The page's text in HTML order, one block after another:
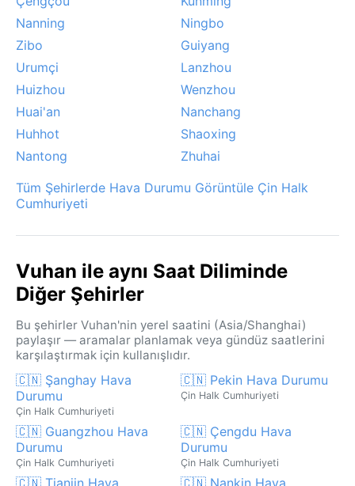
Nanning
Ningbo
Zibo
Guiyang
Urumçi
Lanzhou
Huizhou
Wenzhou
Huai'an
Nanchang
Huhhot
Shaoxing
Nantong
Zhuhai
Tüm Şehirlerde Hava Durumu Görüntüle Çin Halk
Cumhuriyeti
Vuhan ile aynı Saat Diliminde
Diğer Şehirler
Bu şehirler Vuhan'nin yerel saatini (Asia/Shanghai)
paylaşır — aramalar planlamak veya gündüz saatlerini
karşılaştırmak için kullanışlıdır.
🇨🇳 Şanghay Hava
Durumu
Çin Halk Cumhuriyeti
🇨🇳 Pekin Hava Durumu
Çin Halk Cumhuriyeti
🇨🇳 Guangzhou Hava
Durumu
Çin Halk Cumhuriyeti
🇨🇳 Çengdu Hava
Durumu
Çin Halk Cumhuriyeti
🇨🇳 Tianjin Hava
🇨🇳 Nankin Hava